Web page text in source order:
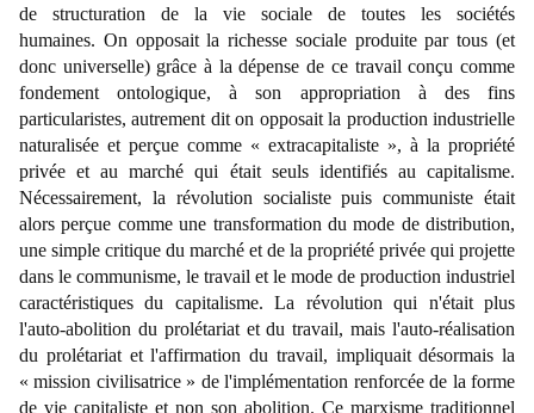
de structuration de la vie sociale de toutes les sociétés
humaines. On opposait la richesse sociale produite par tous (et
donc universelle) grâce à la dépense de ce travail conçu comme
fondement ontologique, à son appropriation à des fins
particularistes, autrement dit on opposait la production industrielle
naturalisée et perçue comme « extracapitaliste », à la propriété
privée et au marché qui était seuls identifiés au capitalisme.
Nécessairement, la révolution socialiste puis communiste était
alors perçue comme une transformation du mode de distribution,
une simple critique du marché et de la propriété privée qui projette
dans le communisme, le travail et le mode de production industriel
caractéristiques du capitalisme. La révolution qui n'était plus
l'auto-abolition du prolétariat et du travail, mais l'auto-réalisation
du prolétariat et l'affirmation du travail, impliquait désormais la
«mission civilisatrice » de l'implémentation renforcée de la forme
de vie capitaliste et non son abolition. Ce marxisme traditionnel